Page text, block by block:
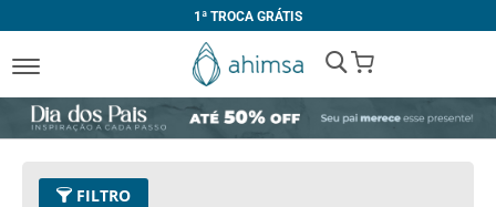
1ª TROCA GRÁTIS
My Cart
FILTRO